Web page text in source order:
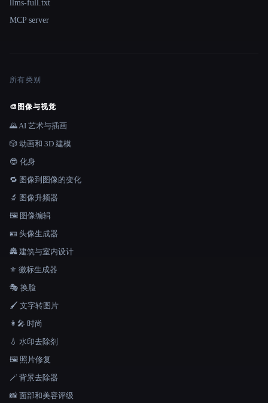
llms-full.txt
MCP server
所有类别
🎨 图像与视觉
🌄 AI 艺术与插画
🎲 动画和 3D 建模
😎 化身
🔁 图像到图像的变化
🔬 图像升频器
🖼️ 图像编辑
🪪 头像生成器
🏯 建筑与室内设计
⚜️ 徽标生成器
🎭 换脸
🖌️ 文字转图片
👩‍🎤 时尚
💧 水印去除剂
🖼️ 照片修复
🪄 背景去除器
📸 面部和美容评级